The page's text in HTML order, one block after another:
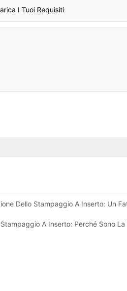
I Tuoi Requisiti
Complessi
Dello Stampaggio A Inserto: Un
A Inserto: Perché Sono